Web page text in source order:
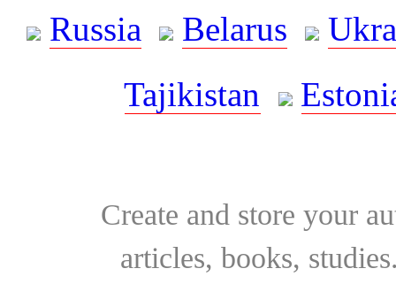
Russia
Belarus
Tajikistan
Create and store your
articles, books,